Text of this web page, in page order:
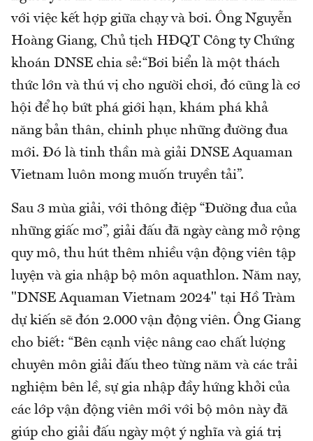
với việc kết hợp giữa chạy và bơi. Ông Nguyễn
Hoàng Giang, Chủ tịch HĐQT Công ty Chứng
khoán DNSE chia sẻ:“Bơi biển là một thách
thức lớn và thú vị cho người chơi, đó cũng là cơ
hội để họ bứt phá giới hạn, khám phá khả
năng bản thân, chinh phục những đường đua
mới. Đó là tinh thần mà giải DNSE Aquaman
Vietnam luôn mong muốn truyền tải”.
Sau 3 mùa giải, với thông điệp “Đường đua của
những giấc mơ”, giải đấu đã ngày càng mở rộng
quy mô, thu hút thêm nhiều vận động viên tập
luyện và gia nhập bộ môn aquathlon. Năm nay,
"DNSE Aquaman Vietnam 2024" tại Hồ Tràm
dự kiến sẽ đón 2.000 vận động viên. Ông Giang
cho biết: “Bên cạnh việc nâng cao chất lượng
chuyên môn giải đấu theo từng năm và các trải
nghiệm bên lề, sự gia nhập đầy hứng khởi của
các lớp vận động viên mới với bộ môn này đã
giúp cho giải đấu ngày một ý nghĩa và giá trị